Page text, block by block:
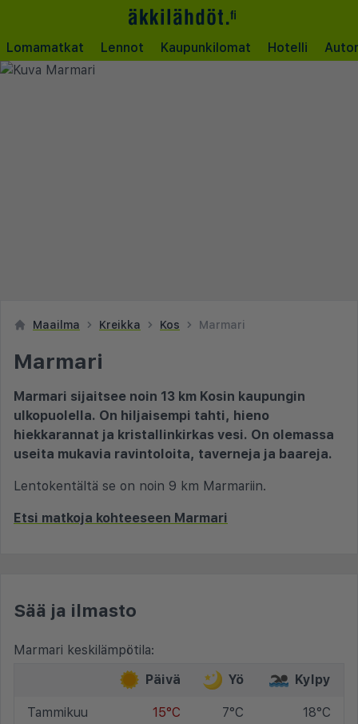
Lomamatkat Lennot Kaupunkilomat Hotelli
Maailma Kreikka Kos Marmari
Marmari
Marmari sijaitsee noin 13 km Kosin kaupungin
ulkopuolella. On hiljaisempi tahti, hieno
hiekkarannat ja kristallinkirkas vesi. On olemassa
useita mukavia ravintoloita, taverneja ja baareja.
Lentokentältä se on noin 9 km Marmariin.
Etsi matkoja kohteeseen Marmari
Sää ja ilmasto
Marmari keskilämpötila:
Päivä
Yö Kylpy
Tammikuu 15°C 7°C 18°C